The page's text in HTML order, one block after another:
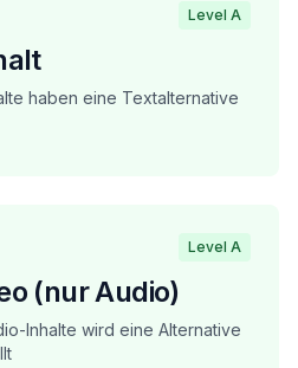
Level A
haben eine Textalternative
Level A
(nur Audio)
Inhalte wird eine Alternative